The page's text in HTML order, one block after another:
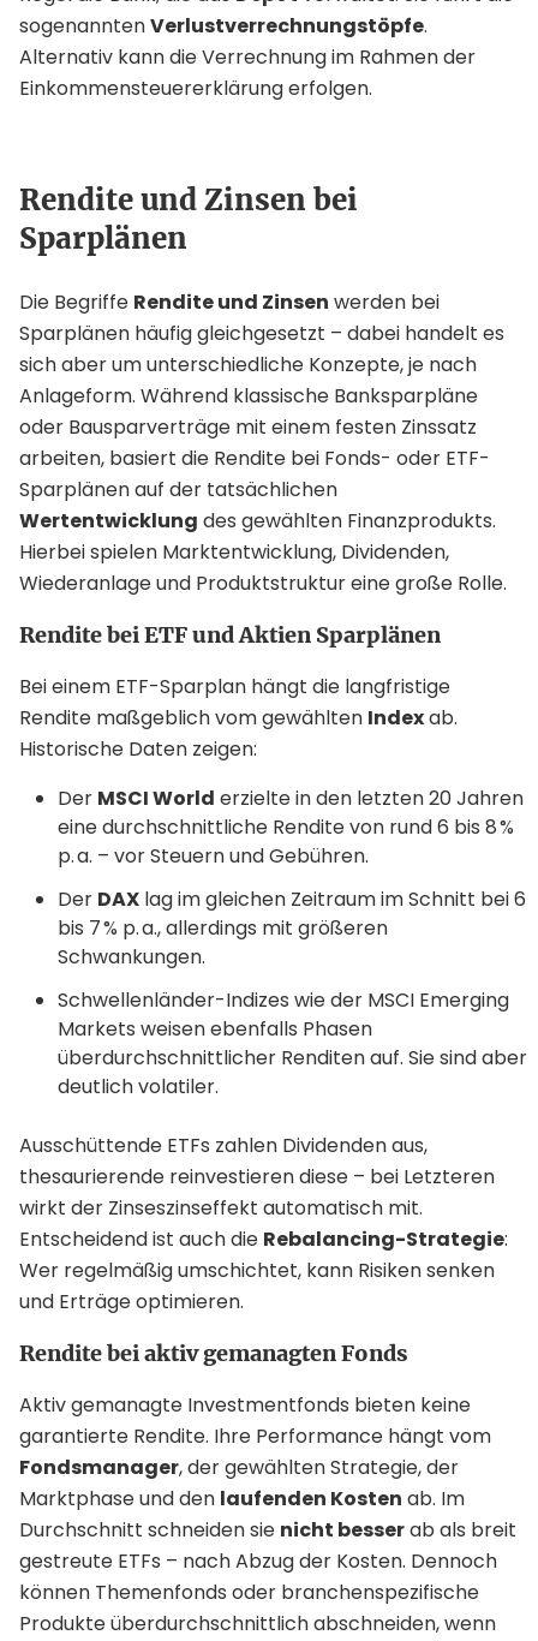
sogenanntenVerlustverrechnungstöpfe.
Alternativ kann die Verrechnung im Rahmen der
Einkommensteuererklärung erfolgen.
Rendite und Zinsen bei
Sparplänen
Die Begriffe Rendite und Zinsen werden bei
Sparplänen häufig gleichgesetzt – dabei handelt es
sich aber um unterschiedliche Konzepte, je nach
Anlageform. Während klassische Banksparpläne
oder Bausparverträge mit einem festen Zinssatz
arbeiten, basiert die Rendite bei Fonds- oder ETF-
Sparplänen auf der tatsächlichen
Wertentwicklung des gewählten Finanzprodukts.
Hierbei spielen Marktentwicklung, Dividenden,
Wiederanlage und Produktstruktur eine große Rolle.
Rendite bei ETF und Aktien Sparplänen
Bei einem ETF-Sparplan hängt die langfristige
Rendite maßgeblich vom gewählten Indexab.
Historische Daten zeigen:
Der MSCI World erzielte in den letzten 20 Jahren
eine durchschnittliche Rendite von rund 6 bis 8 %
p. a. – vor Steuern und Gebühren.
Der DAX lag im gleichen Zeitraum im Schnitt bei 6
bis 7 % p. a., allerdings mit größeren
Schwankungen.
Schwellenländer-Indizes wie der MSCI Emerging
Markets weisen ebenfalls Phasen
überdurchschnittlicher Renditen auf. Sie sind aber
deutlich volatiler.
Ausschüttende ETFs zahlen Dividenden aus,
thesaurierende reinvestieren diese – bei Letzteren
wirkt der Zinseszinseffekt automatisch mit.
Entscheidend ist auch die Rebalancing-Strategie:
Wer regelmäßig umschichtet, kann Risiken senken
und Erträge optimieren.
Rendite bei aktiv gemanagten Fonds
Aktiv gemanagte Investmentfonds bieten keine
garantierte Rendite. Ihre Performance hängt vom
Fondsmanager, der gewählten Strategie, der
Marktphase und den laufenden Kosten ab. Im
Durchschnitt schneiden sie nicht besserab als breit
gestreute ETFs – nach Abzug der Kosten. Dennoch
können Themenfonds oder branchenspezifische
Produkte überdurchschnittlich abschneiden, wenn